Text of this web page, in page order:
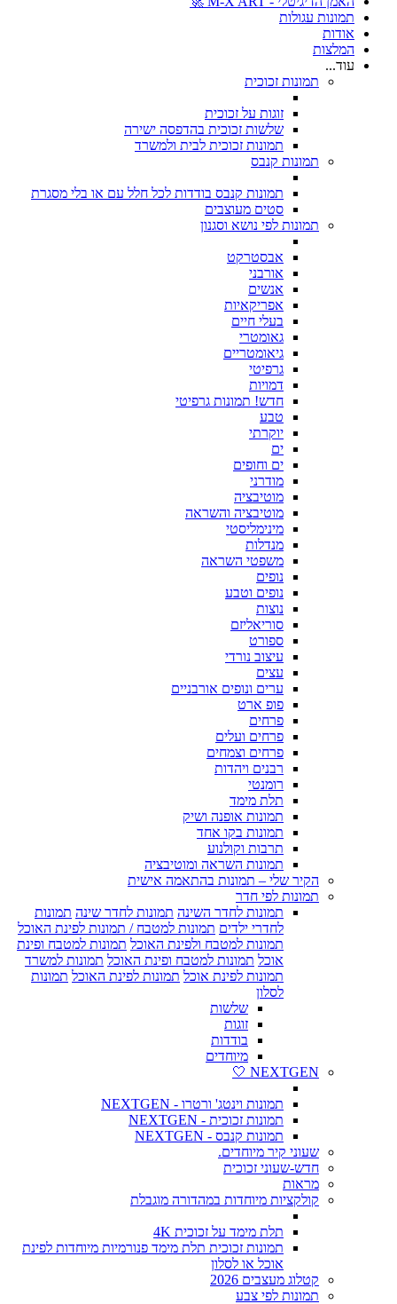
תמונות עגולות
אודות
המלצות
עוד...
תמונות זכוכית
זוגות על זכוכית
שלשות זכוכית בהדפסה ישירה
תמונות זכוכית לבית ולמשרד
תמונות קנבס
תמונות קנבס בודדות לכל חלל עם או בלי מסגרת
סטים מעוצבים
תמונות לפי נושא וסגנון
אבסטרקט
אורבני
אנשים
אפריקאיות
בעלי חיים
גאומטרי
גיאומטריים
גרפיטי
דמויות
חדש! תמונות גרפיטי
טבע
יוקרתי
ים
ים וחופים
מודרני
מוטיבציה
מוטיבציה והשראה
מינימליסטי
מנדלות
משפטי השראה
נופים
נופים וטבע
נוצות
סוריאליזם
ספורט
עיצוב נורדי
עצים
ערים ונופים אורבניים
פופ ארט
פרחים
פרחים ועלים
פרחים וצמחים
רבנים ויהדות
רומנטי
תלת מימד
תמונות אופנה ושיק
תמונות בקו אחד
תרבות וקולנוע
תמונות השראה ומוטיבציה
הקיר שלי – תמונות בהתאמה אישית
תמונות לפי חדר
תמונות לחדר השינה תמונות לחדר שינה תמונות
לחדרי ילדים תמונות למטבח / תמונות לפינת האוכל
תמונות למטבח ולפינת האוכל תמונות למטבח ופינת
אוכל תמונות למטבח ופינת האוכל תמונות למשרד
תמונות לפינת אוכל תמונות לפינת האוכל תמונות
לסלון
שלשות
זוגות
בודדות
מיוחדים
NEXTGEN 🤍
תמונות וינטג' ורטרו - NEXTGEN
תמונות זכוכית - NEXTGEN
תמונות קנבס - NEXTGEN
שעוני קיר מיוחדים.
חדש-שעוני זכוכית
מראות
קולקציות מיוחדות במהדורה מוגבלת
תלת מימד על זכוכית 4K
תמונות זכוכית תלת מימד פנורמיות מיוחדות לפינת
אוכל או לסלון
קטלוג מעצבים 2026
תמונות לפי צבע